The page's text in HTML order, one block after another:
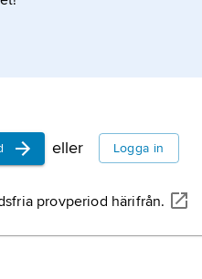
eller Logga in
provperiod härifrån.